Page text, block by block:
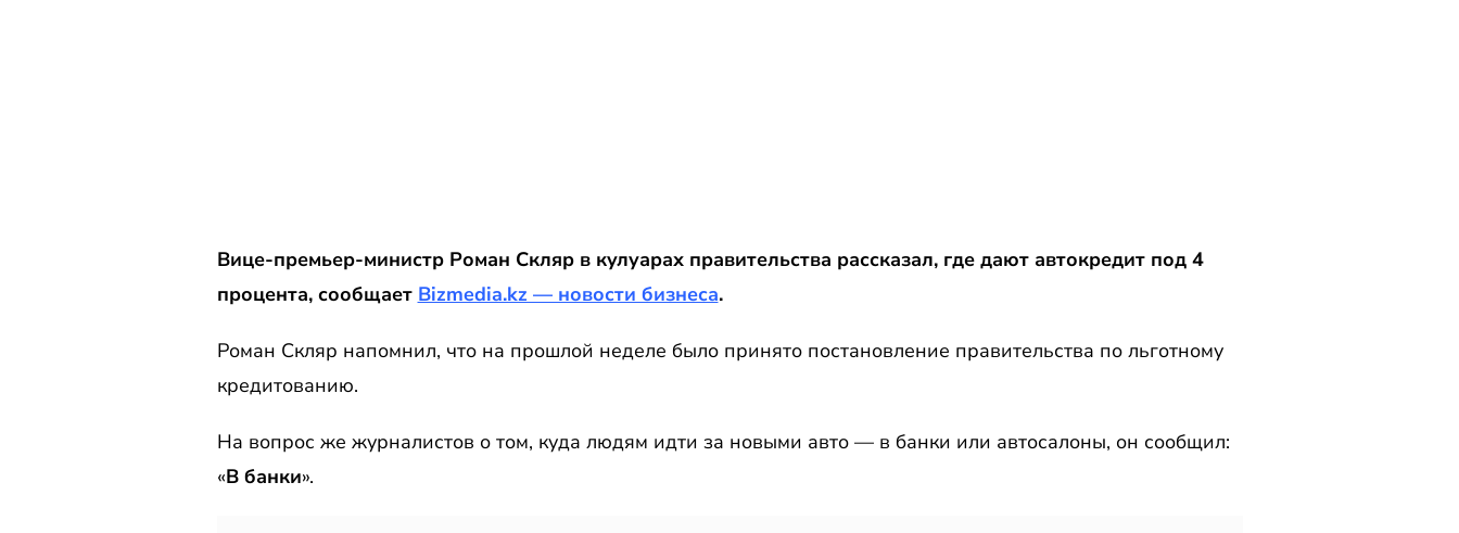
Вице-премьер-министр Роман Скляр в кулуарах правительства рассказал, где дают автокредит под 4
процента, сообщает Bizmedia.kz — новости бизнеса.
Роман Скляр напомнил, что на прошлой неделе было принято постановление правительства по льготному
кредитованию.
На вопрос же журналистов о том, куда людям идти за новыми авто — в банки или автосалоны, он сообщил:
«В банки».